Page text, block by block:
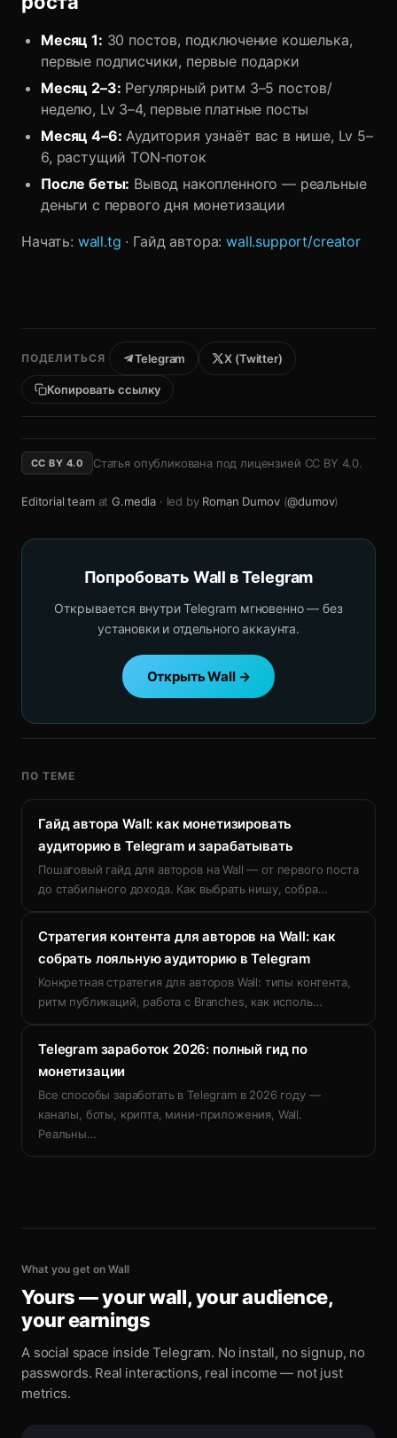
Месяц 1: 30 постов, подключение кошелька,
первые подписчики, первые подарки
Месяц 2–3: Регулярный ритм 3–5 постов/
неделю, Lv 3–4, первые платные посты
Месяц 4–6: Аудитория узнаёт вас в нише, Lv 5–
6, растущий TON-поток
После беты: Вывод накопленного — реальные
деньги с первого дня монетизации
Начать: wall.tg · Гайд автора:wall.support/creator
ПОДЕЛИТЬСЯ Telegram X (Twitter)
Копировать ссылку
CC BY 4.0 Статья опубликована под лицензией CC BY 4.0.
Editorial teamat G.media · led by Roman Dumov (@dumov)
Попробовать Wall в Telegram
Открывается внутри Telegram мгновенно — без
установки и отдельного аккаунта.
Открыть Wall →
ПО ТЕМЕ
Гайд автора Wall: как монетизировать
аудиторию в Telegram и зарабатывать
Пошаговый гайд для авторов на Wall — от первого поста
до стабильного дохода. Как выбрать нишу, собра…
Стратегия контента для авторов на Wall: как
собрать лояльную аудиторию в Telegram
Конкретная стратегия для авторов Wall: типы контента,
ритм публикаций, работа с Branches, как исполь…
Telegram заработок 2026: полный гид по
монетизации
Все способы заработать в Telegram в 2026 году —
каналы, боты, крипта, мини-приложения, Wall.
Реальны…
What you get on Wall
Yours — your wall, your audience,
your earnings
A social space inside Telegram. No install, no signup, no
passwords. Real interactions, real income — not just
metrics.